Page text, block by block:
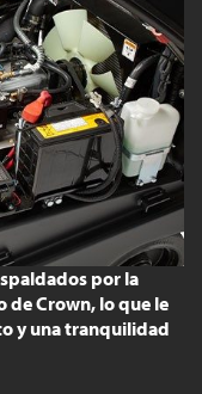
por la
de Crown, lo que le
y una tranquilidad